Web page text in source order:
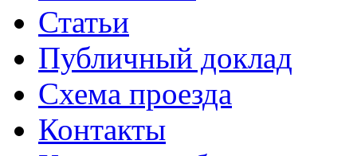
Статьи
Публичный доклад
Схема проезда
Контакты